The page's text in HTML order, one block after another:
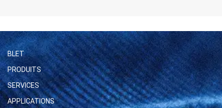
BLET
PRODUITS
SERVICES
APPLICATIONS